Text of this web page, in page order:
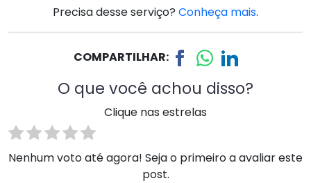
Precisa desse serviço? Conheça mais.
COMPARTILHAR:
O que você achou disso?
Clique nas estrelas
Nenhum voto até agora! Seja o primeiro a avaliar este
post.